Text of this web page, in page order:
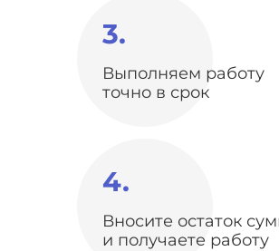
3.
Выполняем работу
точно в срок
4.
Вносите остаток
и получаете работу